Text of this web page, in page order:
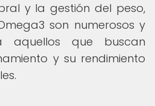
y la gestión del peso,
son numerosos y
aquellos que buscan
y su rendimiento